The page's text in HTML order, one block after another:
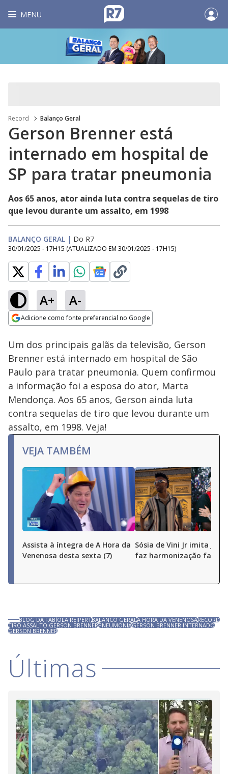
MENU
Record Balanço Geral
Gerson Brenner está
internado em hospital de
SP para tratar pneumonia
Aos 65 anos, ator ainda luta contra sequelas de tiro
que levou durante um assalto, em 1998
BALANÇO GERAL | Do R7
30/01/2025 - 17H15 (ATUALIZADO EM 30/01/2025 - 17H15)
A+ A-
Adicione como fonte preferencial no Google
Ativar
Loaded
67.92%
Um dos principais galãs da televisão, Gerson
Brenner está internado em hospital de São
Paulo para tratar pneumonia. Quem confirmou
a informação foi a esposa do ator, Marta
Mendonça. Aos 65 anos, Gerson ainda luta
contra sequelas de tiro que levou durante um
assalto, em 1998. Veja!
VEJA TAMBÉM
Assista à íntegra de A Hora da
Venenosa desta sexta (7)
Sósia de Vini Jr imita
faz harmonização facial
BLOG DA FABÍOLA REIPERTBALANCO GERALA HORA DA VENENOSARECORD
TIRO ASSALTO GERSON BRENNERPNEUMONIAGERSON BRENNER INTERNADO
GERSON BRENNER
Últimas